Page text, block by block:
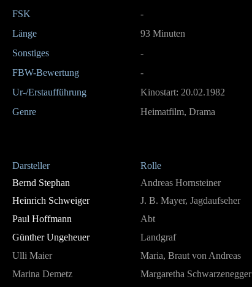
FSK
-
Länge
93 Minuten
Sonstiges
-
FBW-Bewertung
-
Ur-/Erstaufführung
Kinostart: 20.02.1982
Genre
Heimatfilm, Drama
Darsteller
Rolle
Bernd Stephan
Andreas Hornsteiner
Heinrich Schweiger
J. B. Mayer, Jagdaufseher
Paul Hoffmann
Abt
Günther Ungeheuer
Landgraf
Ulli Maier
Maria, Braut von Andreas
Marina Demetz
Margaretha Schwarzenegger